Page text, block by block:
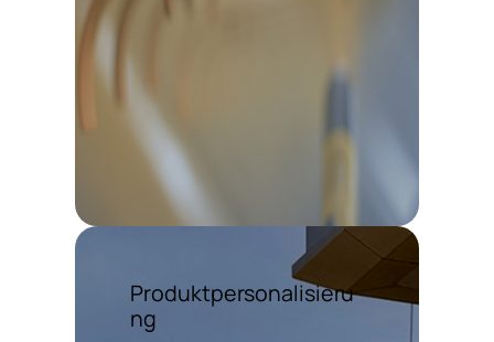
Produktpersonalisieru
ng